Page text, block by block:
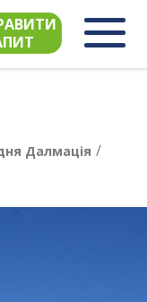
Далмація /